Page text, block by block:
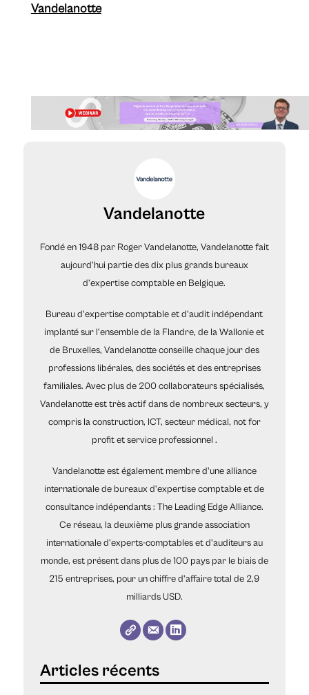
Vandelanotte
Vandelanotte
Fondé en 1948 par Roger Vandelanotte, Vandelanotte fait
aujourd'hui partie des dix plus grands bureaux
d'expertise comptable en Belgique.
Bureau d'expertise comptable et d'audit indépendant
implanté sur l'ensemble de la Flandre, de la Wallonie et
de Bruxelles, Vandelanotte conseille chaque jour des
professions libérales, des sociétés et des entreprises
familiales. Avec plus de 200 collaborateurs spécialisés,
Vandelanotte est très actif dans de nombreux secteurs, y
compris la construction, ICT, secteur médical, not for
profit et service professionnel .
Vandelanotte est également membre d'une alliance
internationale de bureaux d'expertise comptable et de
consultance indépendants : The Leading Edge Alliance.
Ce réseau, la deuxième plus grande association
internationale d'experts-comptables et d'auditeurs au
monde, est présent dans plus de 100 pays par le biais de
215 entreprises, pour un chiffre d'affaire total de 2,9
milliards USD.